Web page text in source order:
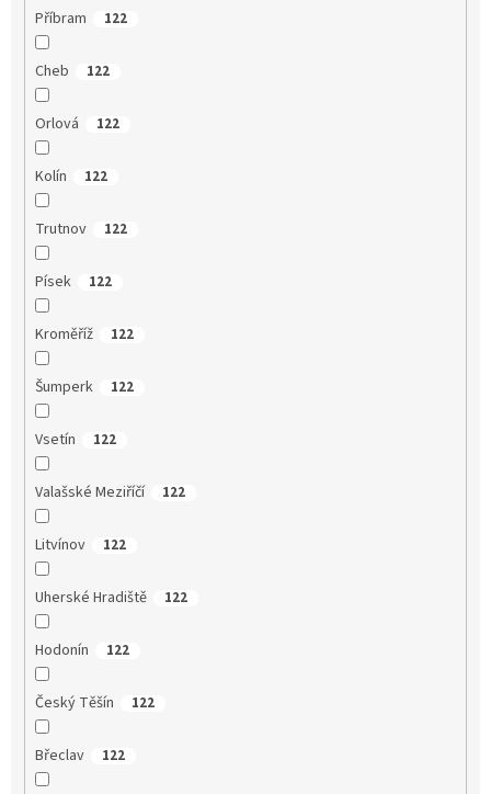
Příbram 122
Cheb 122
Orlová 122
Kolín 122
Trutnov 122
Písek 122
Kroměříž 122
Šumperk 122
Vsetín 122
Valašské Meziříčí 122
Litvínov 122
Uherské Hradiště 122
Hodonín 122
Český Těšín 122
Břeclav 122